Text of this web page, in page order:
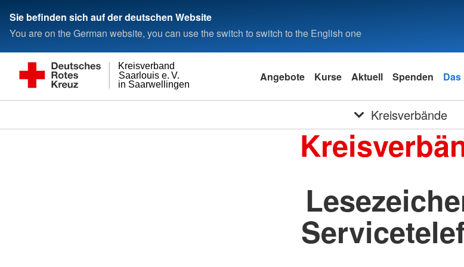
Sie befinden sich auf der deutschen Website
You are on the German website, you can use the switch to switch to the English one
in Saarwellingen
Saarlouis e. V.
Kreisverband
Angebote Kurse Aktuell Spenden Das
Kreisverbände